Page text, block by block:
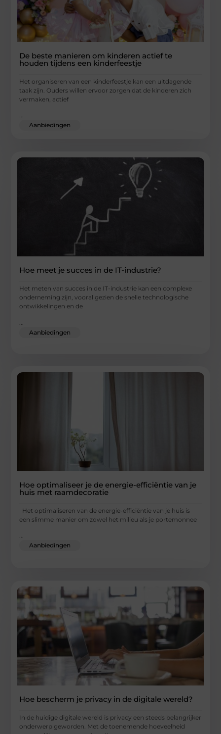
De beste manieren om kinderen actief te
houden tijdens een kinderfeestje
Het organiseren van een kinderfeestje kan een uitdagende
taak zijn. Ouders willen ervoor zorgen dat de kinderen zich
vermaken, actief
...
Aanbiedingen
Hoe meet je succes in de IT-industrie?
Het meten van succes in de IT-industrie kan een complexe
onderneming zijn, vooral gezien de snelle technologische
ontwikkelingen en de
Aanbiedingen
Hoe optimaliseer je de energie-efficiëntie van je
huis met raamdecoratie
Het optimaliseren van de energie-efficiëntie van je huis is
een slimme manier om zowel het milieu als je portemonnee
...
Aanbiedingen
Hoe bescherm je privacy in de digitale wereld?
In de huidige digitale wereld is privacy een steeds belangrijker
onderwerp geworden. Met de toenemende hoeveelheid